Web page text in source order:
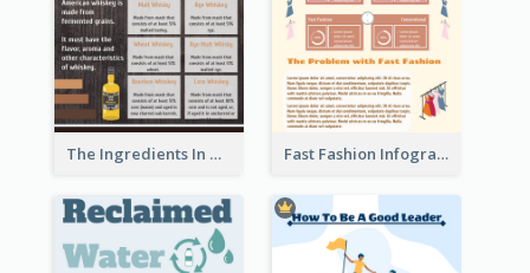
The Ingredients In Whiskey Infographic Fast Fashion Infographic